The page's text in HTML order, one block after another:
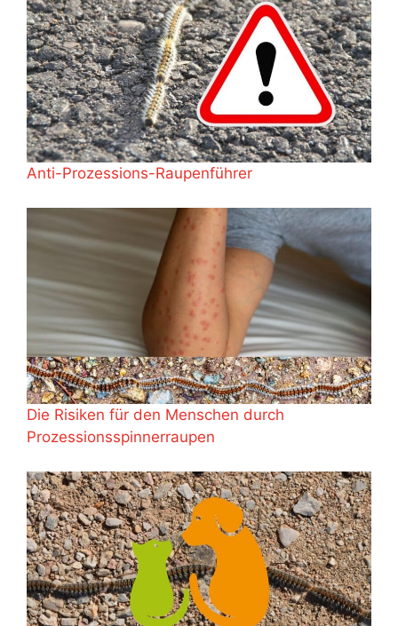
Anti-Prozessions-Raupenführer
Die Risiken für den Menschen durch
Prozessionsspinnerraupen